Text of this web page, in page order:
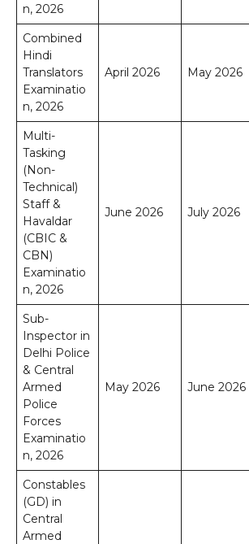
n, 2026
Combined
Hindi
Translators
Examinatio
n, 2026
April 2026 May 2026
Multi-
Tasking
(Non-
Technical)
Staff &
Havaldar
(CBIC &
CBN)
Examinatio
n, 2026
June 2026 July 2026
Sub-
Inspector in
Delhi Police
& Central
Armed
Police
Forces
Examinatio
n, 2026
May 2026 June 2026
Constables
(GD) in
Central
Armed